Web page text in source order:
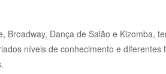
Broadway, Dança de Salão e Kizomba,
níveis de conhecimento e diferentes